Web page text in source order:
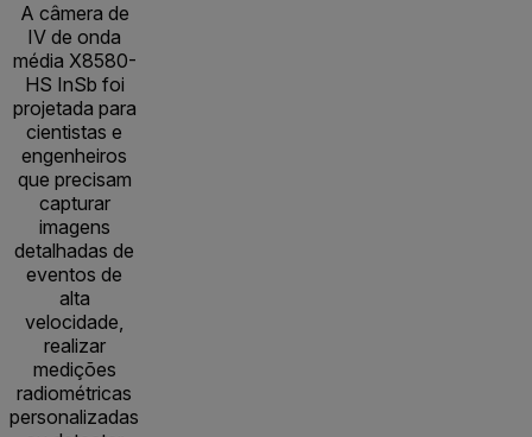
A câmera de
IV de onda
média X8580-
HS InSb foi
projetada para
cientistas e
engenheiros
que precisam
capturar
imagens
detalhadas de
eventos de
alta
velocidade,
realizar
medições
radiométricas
personalizadas